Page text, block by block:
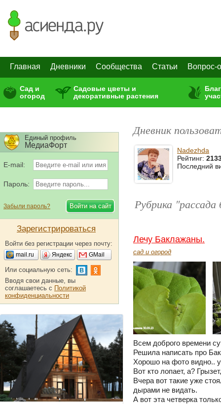
Главная Дневники Сообщества Статьи Вопрос-
Сад и
огород
Садовые цветы и
декоративные растения
Дневник
Nadezhda
Рейтинг:
Последний
Рубрика
Лечу Баклажаны.
сад и огород
Всем доброго времени
Решила написать про
Хорошо на фото видно..
Вот кто лопает, а?
Вчера вот такие уже
дырами не видать.
А вот эта четверка
Единый профиль
МедиаФорт
E-mail:
Пароль:
Забыли пароль?
Зарегистрироваться
Войти без регистрации через почту:
mail.ru Яндекс GMail
Или социальную сеть:
Вводя свои данные, вы
соглашаетесь с Политикой
конфиденциальности